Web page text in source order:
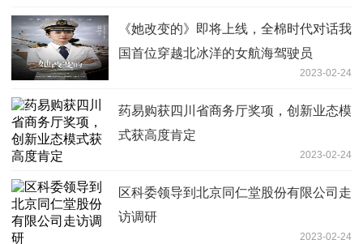
《她改变的》即将上线，全棉时代对话我
国首位穿越北冰洋的女航海驾驶员
2023-02-24
药易购获四川省商务厅奖项，创新业态模
式获高度肯定
2023-02-24
区科委领导到北京同仁堂股份有限公司走
访调研
2023-02-24